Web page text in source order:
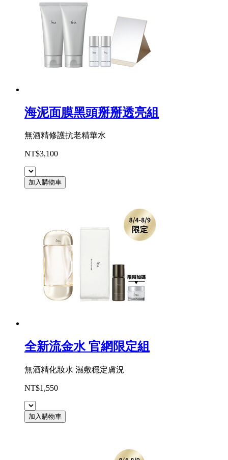
海泥面膜黑頭掰掰透亮組
無酒精修護抗老精華水
NT$3,100
加入購物車
全新流金水 官網限定組
無酒精化妝水 濕敷穩定膚況
NT$1,550
加入購物車